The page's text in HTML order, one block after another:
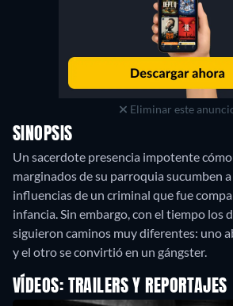
Eliminar este
SINOPSIS
Un sacerdote presencia impotente
marginados de su parroquia sucumben a
influencias de un criminal que fue
infancia. Sin embargo, con el tiempo los
siguieron caminos muy diferentes: uno
y el otro se convirtió en un gángster.
VÍDEOS: TRAILERS Y REPORTAJES